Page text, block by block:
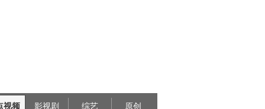
视频 影视剧 综艺 原创